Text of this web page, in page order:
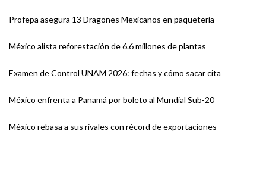
Profepa asegura 13 Dragones Mexicanos en paquetería
México alista reforestación de 6.6 millones de plantas
Examen de Control UNAM 2026: fechas y cómo sacar cita
México enfrenta a Panamá por boleto al Mundial Sub-20
México rebasa a sus rivales con récord de exportaciones